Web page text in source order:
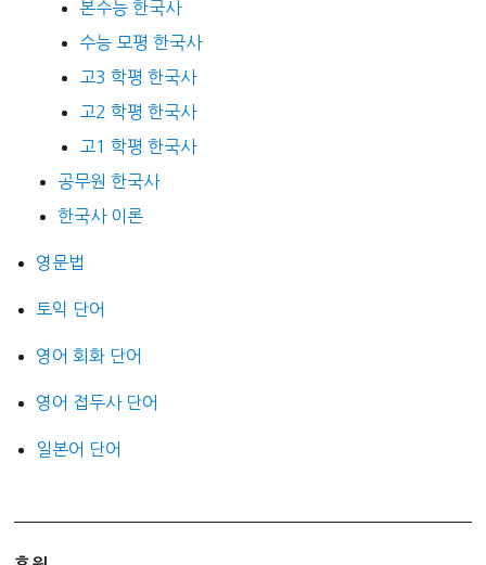
본수능 한국사
수능 모평 한국사
고3 학평 한국사
고2 학평 한국사
고1 학평 한국사
공무원 한국사
한국사 이론
영문법
토익 단어
영어 회화 단어
영어 접두사 단어
일본어 단어